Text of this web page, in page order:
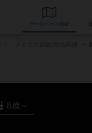
データベース
8歳～